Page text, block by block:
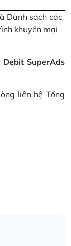
Danh sách các
khuyến mại
Debit SuperAds
liên hệ Tổng